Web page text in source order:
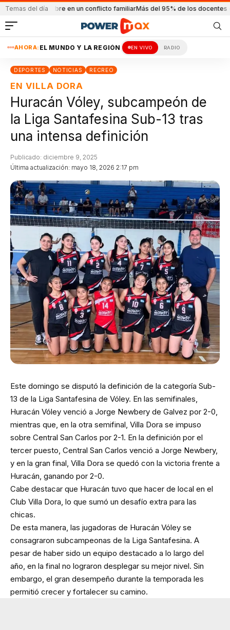
Temas del día
a un hombre en un conflicto familiarMás del 95% de los docentes
AHORA: EL MUNDO Y LA REGIÓN EN VIVO RADIO
DEPORTES NOTICIAS RECREO
EN VILLA DORA
Huracán Vóley, subcampeón de
la Liga Santafesina Sub-13 tras
una intensa definición
Última actualización: mayo 18, 2026 2:17 pm
Publicado: diciembre 9, 2025
Este domingo se disputó la definición de la categoría Sub-
13 de la Liga Santafesina de Vóley. En las semifinales,
Huracán Vóley venció a Jorge Newbery de Galvez por 2-0,
mientras que, en la otra semifinal, Villa Dora se impuso
sobre Central San Carlos por 2-1. En la definición por el
tercer puesto, Central San Carlos venció a Jorge Newbery,
y en la gran final, Villa Dora se quedó con la victoria frente a
Huracán, ganando por 2-0.
Cabe destacar que Huracán tuvo que hacer de local en el
Club Villa Dora, lo que sumó un desafío extra para las
chicas.
De esta manera, las jugadoras de Huracán Vóley se
consagraron subcampeonas de la Liga Santafesina. A
pesar de haber sido un equipo destacado a lo largo del
año, en la final no lograron desplegar su mejor nivel. Sin
embargo, el gran desempeño durante la temporada les
permitió crecer y fortalecer su camino.